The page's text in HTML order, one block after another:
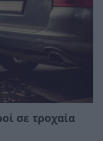
σε τροχαία